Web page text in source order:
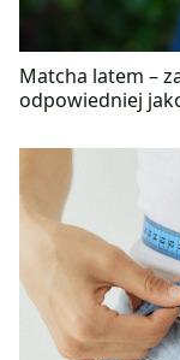
Matcha latem –
odpowiedniej